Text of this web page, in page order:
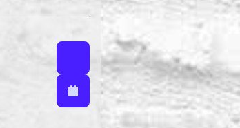
Listenansicht /
Listenansicht
Kalenderansicht